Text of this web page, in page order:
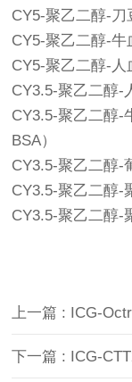
CY5-聚乙二醇-刀
CY5-聚乙二醇-牛
CY5-聚乙二醇-人
CY3.5-聚乙二醇-
CY3.5-聚乙二醇-
BSA）
CY3.5-聚乙二醇-
CY3.5-聚乙二醇-
CY3.5-聚乙二醇-
上一篇 : ICG-
下一篇 : ICG-